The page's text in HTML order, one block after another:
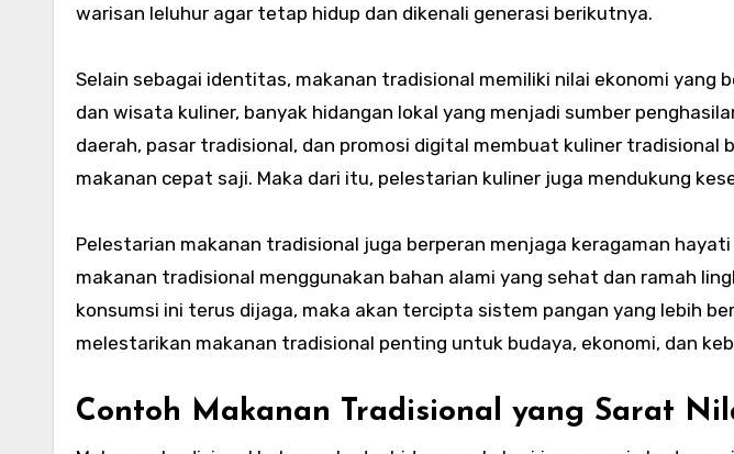
warisan leluhur agar tetap hidup dan dikenali generasi berikutnya.
Selain sebagai identitas, makanan tradisional memiliki nilai ekonomi yang
dan wisata kuliner, banyak hidangan lokal yang menjadi sumber
daerah, pasar tradisional, dan promosi digital membuat kuliner tradisional
makanan cepat saji. Maka dari itu, pelestarian kuliner juga mendukung
Pelestarian makanan tradisional juga berperan menjaga keragaman
makanan tradisional menggunakan bahan alami yang sehat dan ramah
konsumsi ini terus dijaga, maka akan tercipta sistem pangan yang lebih
melestarikan makanan tradisional penting untuk budaya, ekonomi, dan
Contoh Makanan Tradisional yang Sarat